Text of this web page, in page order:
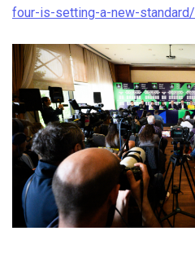
four-is-setting-a-new-standard/